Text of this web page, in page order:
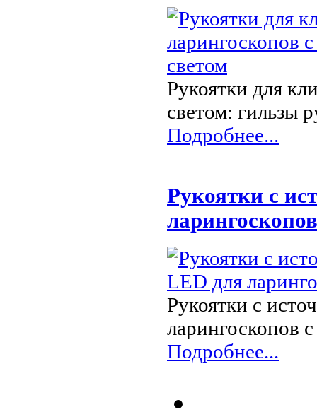
Рукоятки для
светом: гильзы
Подробнее...
Рукоятки с
ларингоскопов
Рукоятки с
ларингоскопов
Подробнее...